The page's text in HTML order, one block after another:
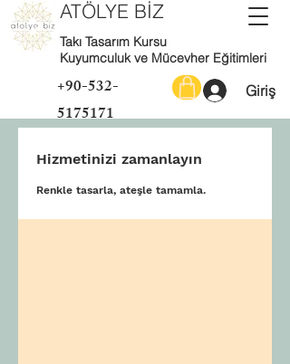
ATÖLYE BİZ
Takı Tasarım Kursu
Kuyumculuk ve Mücevher Eğitimleri
+90-532-
5175171
Giriş
Hizmetinizi zamanlayın
Renkle tasarla, ateşle tamamla.